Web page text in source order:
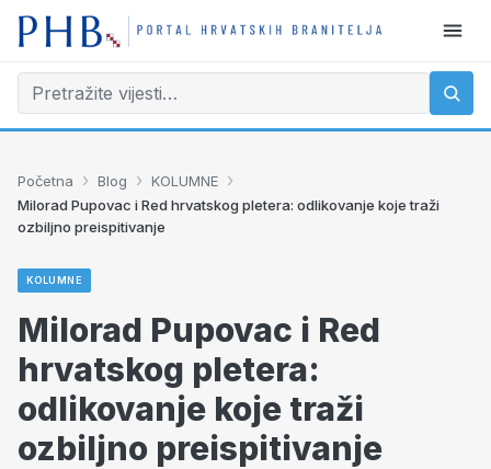
Početna › Blog › KOLUMNE ›
Milorad Pupovac i Red hrvatskog pletera: odlikovanje koje traži
ozbiljno preispitivanje
KOLUMNE
Milorad Pupovac i Red
hrvatskog pletera:
odlikovanje koje traži
ozbiljno preispitivanje